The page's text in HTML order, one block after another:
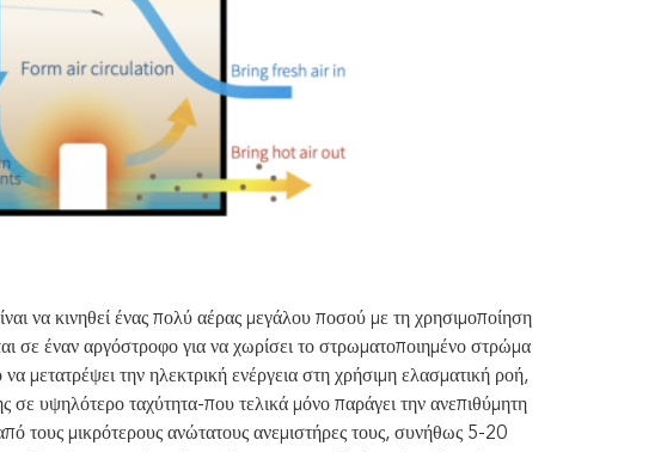
να κινηθεί ένας πολύ αέρας μεγάλου ποσού με τη χρησιμοποίηση
σε έναν αργόστροφο για να χωρίσει το στρωματοποιημένο στρώμα
μετατρέψει την ηλεκτρική ενέργεια στη χρήσιμη ελασματική ροή,
υψηλότερο ταχύτητα-που τελικά μόνο παράγει την ανεπιθύμητη
τους μικρότερους ανώτατους ανεμιστήρες τους, συνήθως 5-20